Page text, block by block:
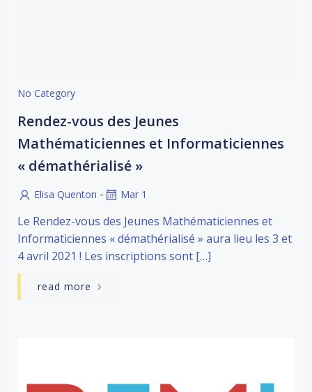
No Category
Rendez-vous des Jeunes
Mathématiciennes et Informaticiennes
« démathérialisé »
Elisa Quenton - Mar 1
Le Rendez-vous des Jeunes Mathématiciennes et
Informaticiennes « démathérialisé » aura lieu les 3 et
4 avril 2021 ! Les inscriptions sont […]
read more